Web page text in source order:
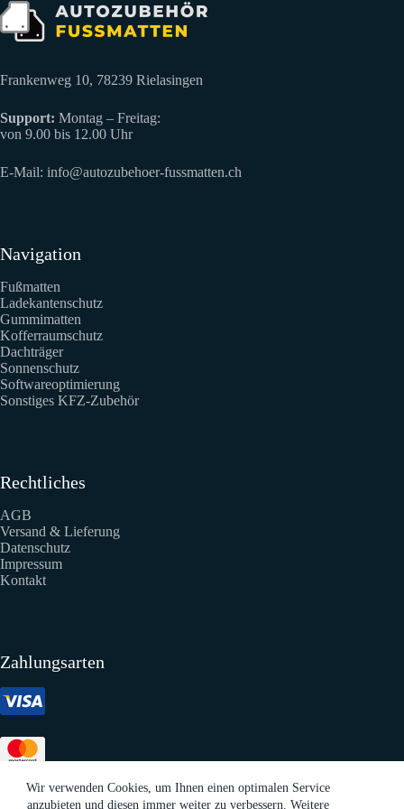
Wir verwenden Cookies, um Ihnen einen optimalen Service
anzubieten und diesen immer weiter zu verbessern. Weitere
Produktseite
gewählt
werden
Frankenweg 10, 78239 Rielasingen
Support: Montag – Freitag:
von 9.00 bis 12.00 Uhr
E-Mail: info@autozubehoer-fussmatten.ch
Navigation
Fußmatten
Ladekantenschutz
Gummimatten
Kofferraumschutz
Dachträger
Sonnenschutz
Softwareoptimierung
Sonstiges KFZ-Zubehör
Rechtliches
AGB
Versand & Lieferung
Datenschutz
Impressum
Kontakt
Zahlungsarten